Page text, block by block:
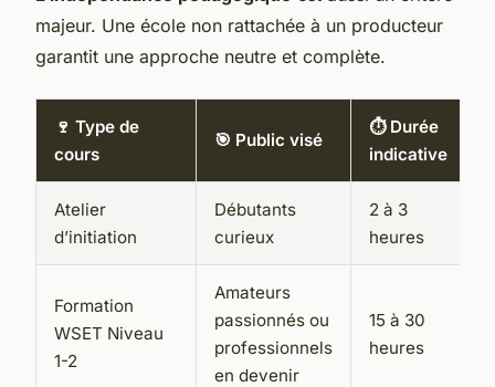
majeur. Une école non rattachée à un producteur
garantit une approche neutre et complète.
🍷 Type de
cours
🎯 Public visé
⏱️ Durée
indicative
Atelier
d’initiation
Débutants
curieux
2 à 3
heures
Formation
WSET Niveau
1-2
Amateurs
passionnés ou
professionnels
en devenir
15 à 30
heures